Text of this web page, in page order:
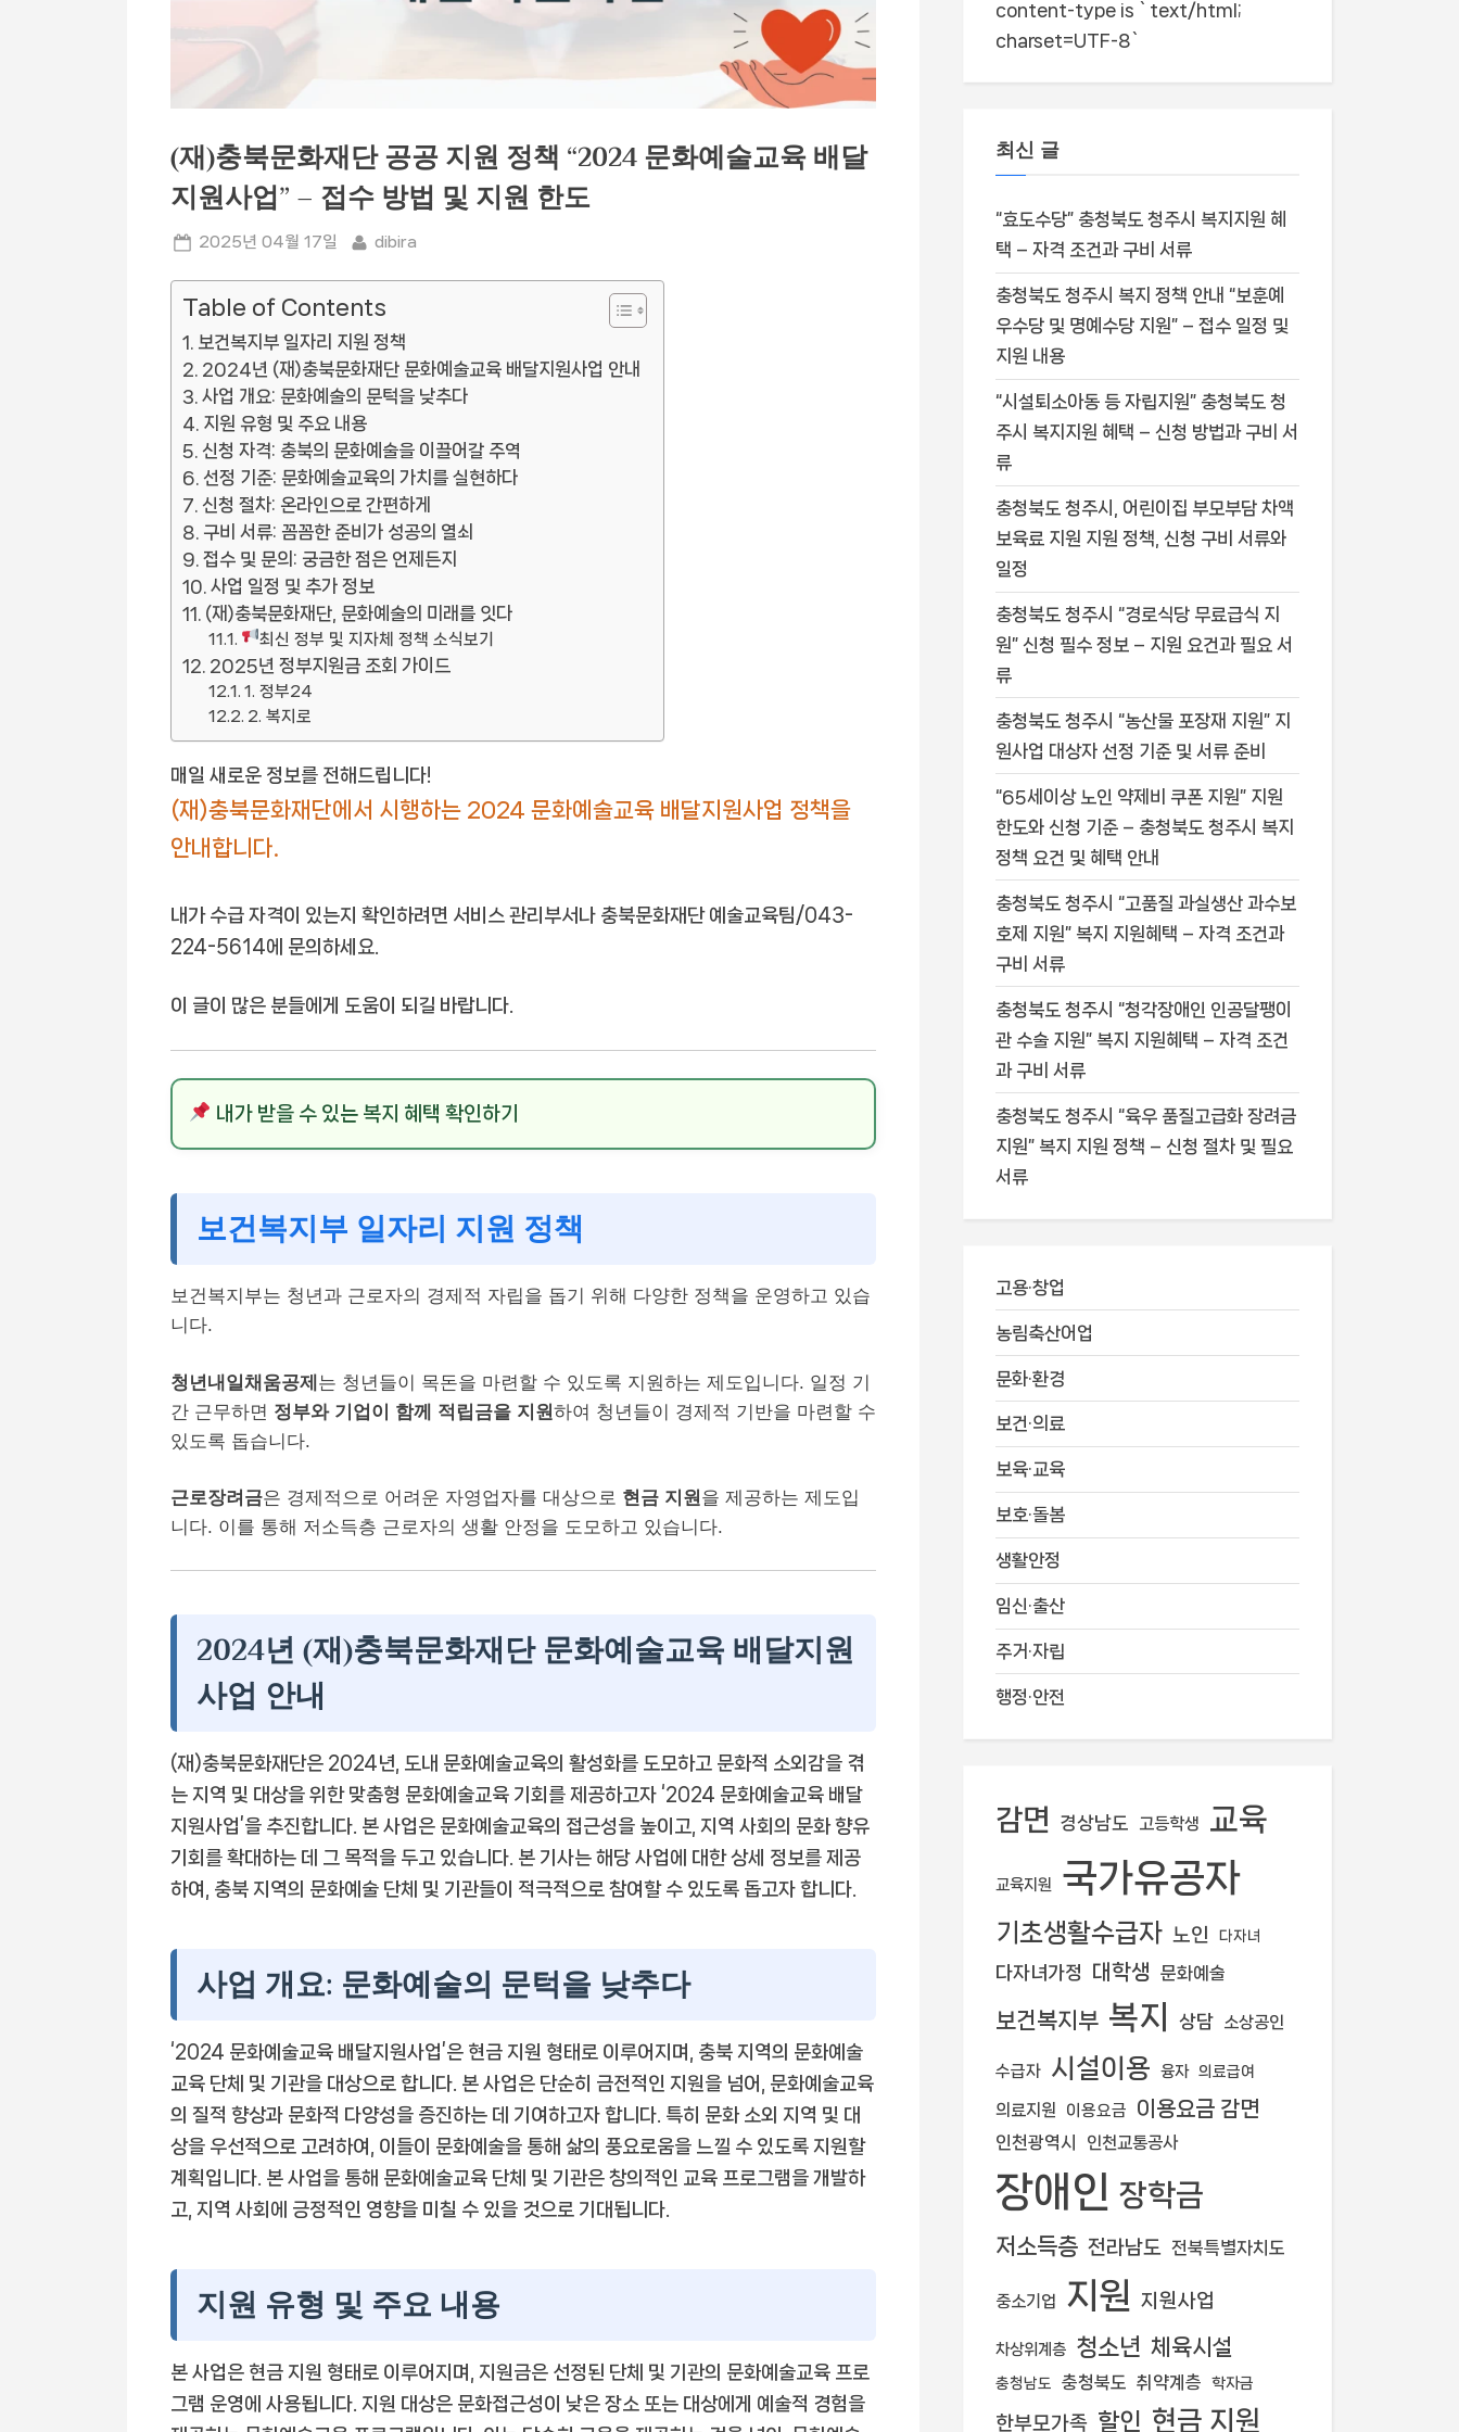
(재)충북문화재단 공공 지원 정책 “2024 문화예술교육 배달
지원사업” – 접수 방법 및 지원 한도
Posted
2025년 04월 17일 By
dibira
Table of Contents
보건복지부 일자리 지원 정책
2024년 (재)충북문화재단 문화예술교육 배달지원사업 안내
사업 개요: 문화예술의 문턱을 낮추다
지원 유형 및 주요 내용
신청 자격: 충북의 문화예술을 이끌어갈 주역
선정 기준: 문화예술교육의 가치를 실현하다
신청 절차: 온라인으로 간편하게
구비 서류: 꼼꼼한 준비가 성공의 열쇠
접수 및 문의: 궁금한 점은 언제든지
사업 일정 및 추가 정보
(재)충북문화재단, 문화예술의 미래를 잇다
최신 정부 및 지자체 정책 소식보기
2025년 정부지원금 조회 가이드
1. 정부24
2. 복지로
매일 새로운 정보를 전해드립니다!
(재)충북문화재단에서 시행하는 2024 문화예술교육 배달지원사업 정책을
안내합니다.
내가 수급 자격이 있는지 확인하려면 서비스 관리부서나 충북문화재단 예술교육팀/043-
224-5614에 문의하세요.
이 글이 많은 분들에게 도움이 되길 바랍니다.
내가 받을 수 있는 복지 혜택 확인하기
보건복지부 일자리 지원 정책
보건복지부는 청년과 근로자의 경제적 자립을 돕기 위해 다양한 정책을 운영하고 있습
니다.
청년내일채움공제 는 청년들이 목돈을 마련할 수 있도록 지원하는 제도입니다. 일정 기
간 근무하면 정부와 기업이 함께 적립금을 지원하여 청년들이 경제적 기반을 마련할 수
있도록 돕습니다.
근로장려금은 경제적으로 어려운 자영업자를 대상으로 현금 지원을 제공하는 제도입
니다. 이를 통해 저소득층 근로자의 생활 안정을 도모하고 있습니다.
2024년 (재)충북문화재단 문화예술교육 배달지원
사업 안내
(재)충북문화재단은 2024년, 도내 문화예술교육의 활성화를 도모하고 문화적 소외감을 겪
는 지역 및 대상을 위한 맞춤형 문화예술교육 기회를 제공하고자 ‘2024 문화예술교육 배달
지원사업’을 추진합니다. 본 사업은 문화예술교육의 접근성을 높이고, 지역 사회의 문화 향유
기회를 확대하는 데 그 목적을 두고 있습니다. 본 기사는 해당 사업에 대한 상세 정보를 제공
하여, 충북 지역의 문화예술 단체 및 기관들이 적극적으로 참여할 수 있도록 돕고자 합니다.
사업 개요: 문화예술의 문턱을 낮추다
‘2024 문화예술교육 배달지원사업’은 현금 지원 형태로 이루어지며, 충북 지역의 문화예술
교육 단체 및 기관을 대상으로 합니다. 본 사업은 단순히 금전적인 지원을 넘어, 문화예술교육
의 질적 향상과 문화적 다양성을 증진하는 데 기여하고자 합니다. 특히 문화 소외 지역 및 대
상을 우선적으로 고려하여, 이들이 문화예술을 통해 삶의 풍요로움을 느낄 수 있도록 지원할
계획입니다. 본 사업을 통해 문화예술교육 단체 및 기관은 창의적인 교육 프로그램을 개발하
고, 지역 사회에 긍정적인 영향을 미칠 수 있을 것으로 기대됩니다.
지원 유형 및 주요 내용
본 사업은 현금 지원 형태로 이루어지며, 지원금은 선정된 단체 및 기관의 문화예술교육 프로
그램 운영에 사용됩니다. 지원 대상은 문화접근성이 낮은 장소 또는 대상에게 예술적 경험을
content-type is `text/html;
charset=UTF-8`
최신 글
“효도수당” 충청북도 청주시 복지지원 혜
택 – 자격 조건과 구비 서류
충청북도 청주시 복지 정책 안내 “보훈예
우수당 및 명예수당 지원” – 접수 일정 및
지원 내용
“시설퇴소아동 등 자립지원” 충청북도 청
주시 복지지원 혜택 – 신청 방법과 구비 서
류
충청북도 청주시, 어린이집 부모부담 차액
보육료 지원 지원 정책, 신청 구비 서류와
일정
충청북도 청주시 “경로식당 무료급식 지
원” 신청 필수 정보 – 지원 요건과 필요 서
류
충청북도 청주시 “농산물 포장재 지원” 지
원사업 대상자 선정 기준 및 서류 준비
“65세이상 노인 약제비 쿠폰 지원” 지원
한도와 신청 기준 – 충청북도 청주시 복지
정책 요건 및 혜택 안내
충청북도 청주시 “고품질 과실생산 과수보
호제 지원” 복지 지원혜택 – 자격 조건과
구비 서류
충청북도 청주시 “청각장애인 인공달팽이
관 수술 지원” 복지 지원혜택 – 자격 조건
과 구비 서류
충청북도 청주시 “육우 품질고급화 장려금
지원” 복지 지원 정책 – 신청 절차 및 필요
서류
고용·창업
농림축산어업
문화·환경
보건·의료
보육·교육
보호·돌봄
생활안정
임신·출산
주거·자립
행정·안전
감면 경상남도 고등학생 교육
교육지원 국가유공자
기초생활수급자 노인 다자녀
다자녀가정 대학생 문화예술
보건복지부 복지 상담 소상공인
수급자 시설이용 융자 의료급여
의료지원 이용요금 이용요금 감면
인천광역시 인천교통공사
장애인 장학금
저소득층 전라남도 전북특별자치도
중소기업 지원 지원사업
차상위계층 청소년 체육시설
충청남도 충청북도 취약계층 학자금
한부모가족 할인 현금 지원